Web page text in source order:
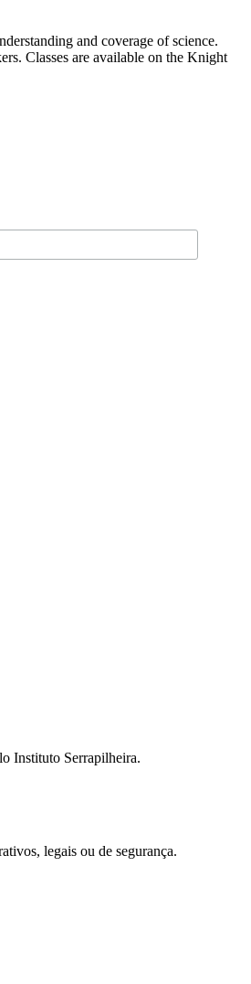
and coverage of science.
Classes are available on the Knight
Instituto Serrapilheira.
legais ou de segurança.